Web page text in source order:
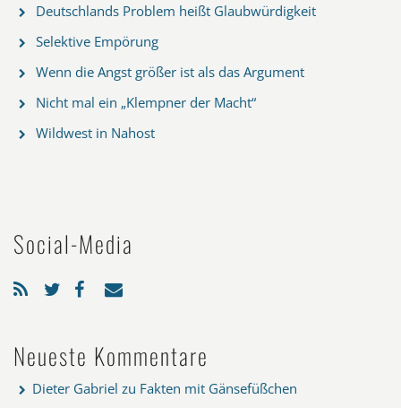
Deutschlands Problem heißt Glaubwürdigkeit
Selektive Empörung
Wenn die Angst größer ist als das Argument
Nicht mal ein „Klempner der Macht“
Wildwest in Nahost
Social-Media
Neueste Kommentare
Dieter Gabriel zu Fakten mit Gänsefüßchen